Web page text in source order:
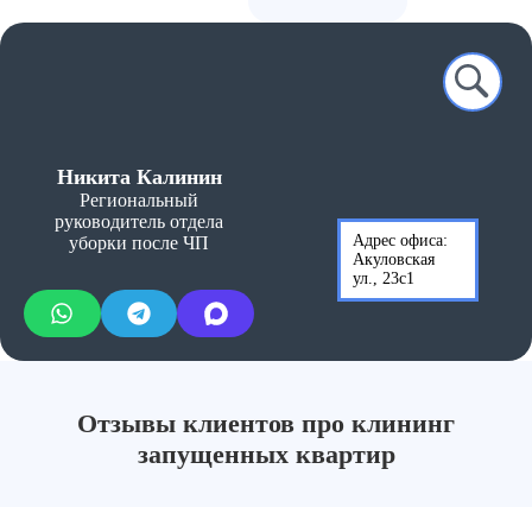
Никита Калинин
Региональный
руководитель отдела
уборки после ЧП
Адрес офиса:
Акуловская
ул., 23с1
Отзывы клиентов про клининг
запущенных квартир